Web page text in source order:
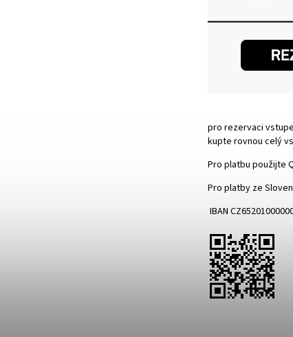
pro rezervaci
kupte rovnou celý
Pro platbu použijte
Pro platby ze
IBAN